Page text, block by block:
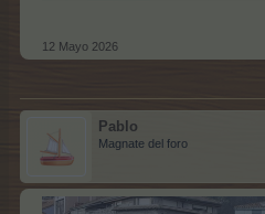
12 Mayo 2026
Pablo
Magnate del foro